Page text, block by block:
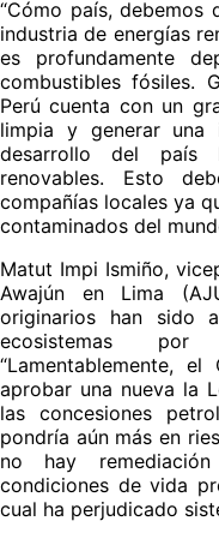
“Cómo país, debemos
industria de energías
es profundamente
combustibles fósiles.
Perú cuenta con un
limpia y generar una
desarrollo del país
renovables. Esto
compañías locales ya
contaminados del
Matut Impi Ismiño,
Awajún en Lima
originarios han sido
ecosistemas
“Lamentablemente,
aprobar una nueva la
las concesiones
pondría aún más en
no hay
condiciones de vida
cual ha perjudicado